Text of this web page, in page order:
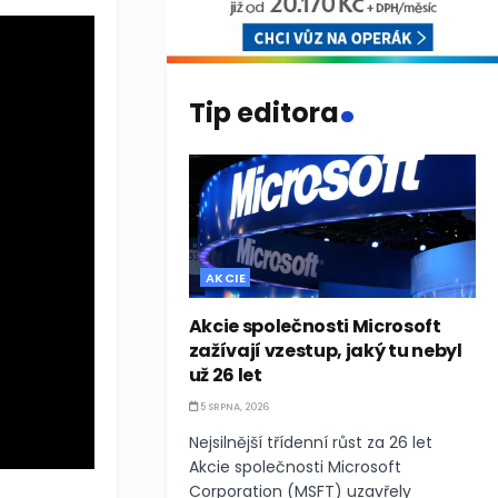
Tip editora.
AKCIE
Akcie společnosti Microsoft
zažívají vzestup, jaký tu nebyl
už 26 let
5 SRPNA, 2026
Nejsilnější třídenní růst za 26 let
Akcie společnosti Microsoft
Corporation (MSFT) uzavřely